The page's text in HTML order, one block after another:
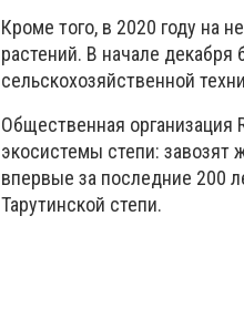
Кроме того, в 2020 году на
растений. В начале
сельскохозяйственной
Общественная организация
экосистемы степи: завозят
впервые за последние 200
Тарутинской степи.